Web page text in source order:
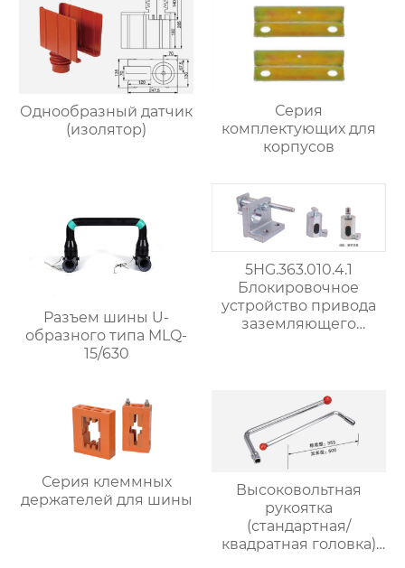
Однообразный датчик
(изолятор)
Серия
комплектующих для
корпусов
Разъем шины U-
образного типа MLQ-
15/630
5HG.363.010.4.1
Блокировочное
устройство привода
заземляющего
Серия клеммных
держателей для шины
Высоковольтная
рукоятка
(стандартная/
квадратная головка)